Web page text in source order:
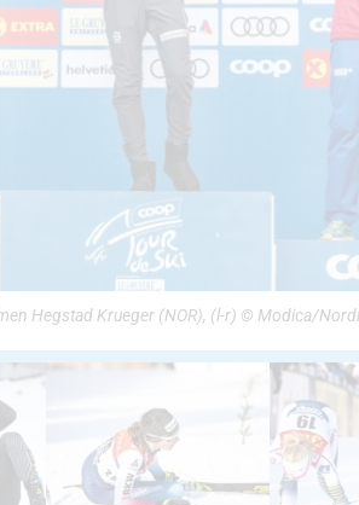
Hegstad Krueger (NOR), (l-r) © Modica/